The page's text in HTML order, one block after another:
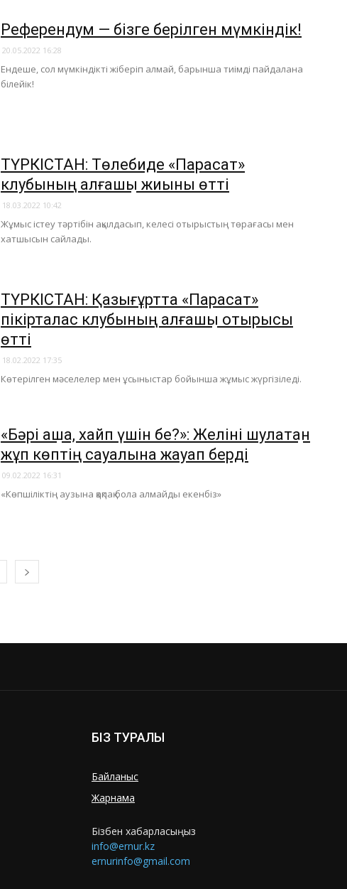
Референдум — бізге берілген мүмкіндік!
20.05.2022 16:28
Ендеше, сол мүмкіндікті жіберіп алмай, барынша тиімді пайдалана
білейік!
ТҮРКІСТАН: Төлебиде «Парасат»
клубының алғашқы жиыны өтті
18.03.2022 10:42
Жұмыс істеу тәртібін ақылдасып, келесі отырыстың төрағасы мен
хатшысын сайлады.
ТҮРКІСТАН: Қазығұртта «Парасат»
пікірталас клубының алғашқы отырысы
өтті
18.02.2022 17:35
Көтерілген мәселелер мен ұсыныстар бойынша жұмыс жүргізіледі.
«Бәрі ақша, хайп үшін бе?»: Желіні шулатқан
жұп көптің сауалына жауап берді
09.02.2022 16:31
«Көпшіліктің аузына қақпақ бола алмайды екенбіз»
БІЗ ТУРАЛЫ
Байланыс
Жарнама
Бізбен хабарласыңыз
info@ernur.kz
ernurinfo@gmail.com